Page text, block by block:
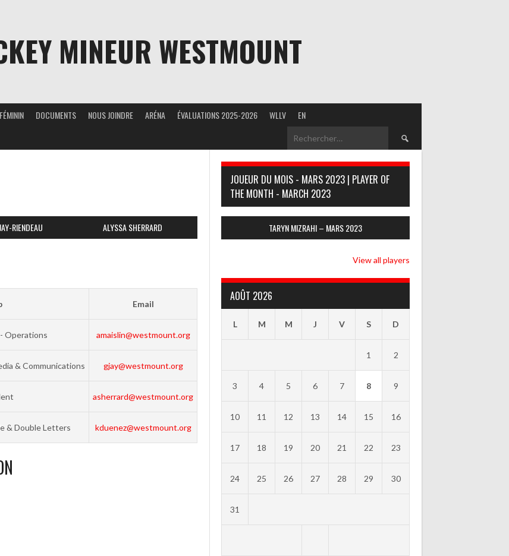
MINEUR WESTMOUNT
DOCUMENTS NOUS JOINDRE ARÉNA ÉVALUATIONS 2025-2026 WLLV EN
Rechercher :
RIENDEAU
ALYSSA SHERRARD
Email
Operations amaislin@westmount.org
& Communications gjay@westmount.org
asherrard@westmount.org
& Double Letters kduenez@westmount.org
JOUEUR DU MOIS - MARS 2023 | PLAYER OF
THE MONTH - MARCH 2023
TARYN MIZRAHI – MARS 2023
View all players
AOÛT 2026
L M M J V S D
1 2
3 4 5 6 7 8 9
10 11 12 13 14 15 16
17 18 19 20 21 22 23
24 25 26 27 28 29 30
31